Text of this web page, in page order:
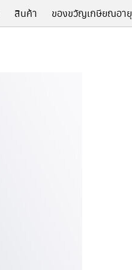
สินค้า ของขวัญเกษียณอายุ